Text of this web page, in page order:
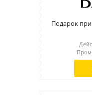
Подарок